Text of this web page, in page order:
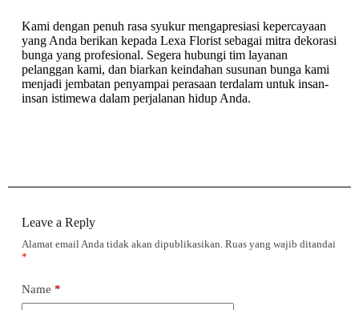
Kami dengan penuh rasa syukur mengapresiasi kepercayaan
yang Anda berikan kepada Lexa Florist sebagai mitra dekorasi
bunga yang profesional. Segera hubungi tim layanan
pelanggan kami, dan biarkan keindahan susunan bunga kami
menjadi jembatan penyampai perasaan terdalam untuk insan-
insan istimewa dalam perjalanan hidup Anda.
Leave a Reply
Alamat email Anda tidak akan dipublikasikan. Ruas yang wajib ditandai
*
Name *